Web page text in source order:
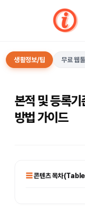
생활정보/팁 무료 웹툴
본적 및 등록
방법 가이드
콘텐츠 목차